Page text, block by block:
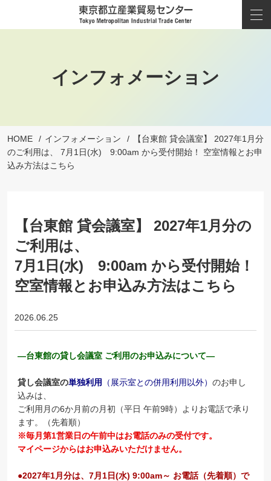
インフォメーション
HOME インフォメーション
【台東館 貸会議室】 2027年1月分
のご利用は、 7月1日(水) 9:00am から受付開始！ 空室情報とお申
込み方法はこちら
【台東館 貸会議室】 2027年1月分の
ご利用は、
7月1日(水) 9:00am から受付開始！
空室情報とお申込み方法はこちら
2026.06.25
―台東館の貸し会議室 ご利用のお申込みについて―
貸し会議室の単独利用 （展示室との併用利用以外） のお申し
込みは、
ご利用月の6か月前の月初（平日 午前9時）よりお電話で承り
ます。（先着順）
※毎月第1営業日の午前中はお電話のみの受付です。
マイページからはお申込みいただけません。
●2027年1月分は、7月1日(水) 9:00am～ お電話（先着順）で